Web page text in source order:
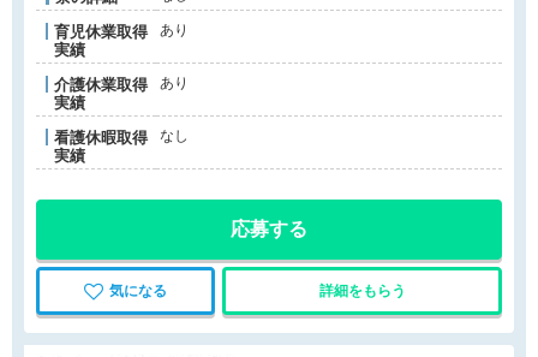
育児休業取得
実績
あり
介護休業取得
実績
あり
看護休暇取得
実績
なし
応募する
気になる 詳細をもらう